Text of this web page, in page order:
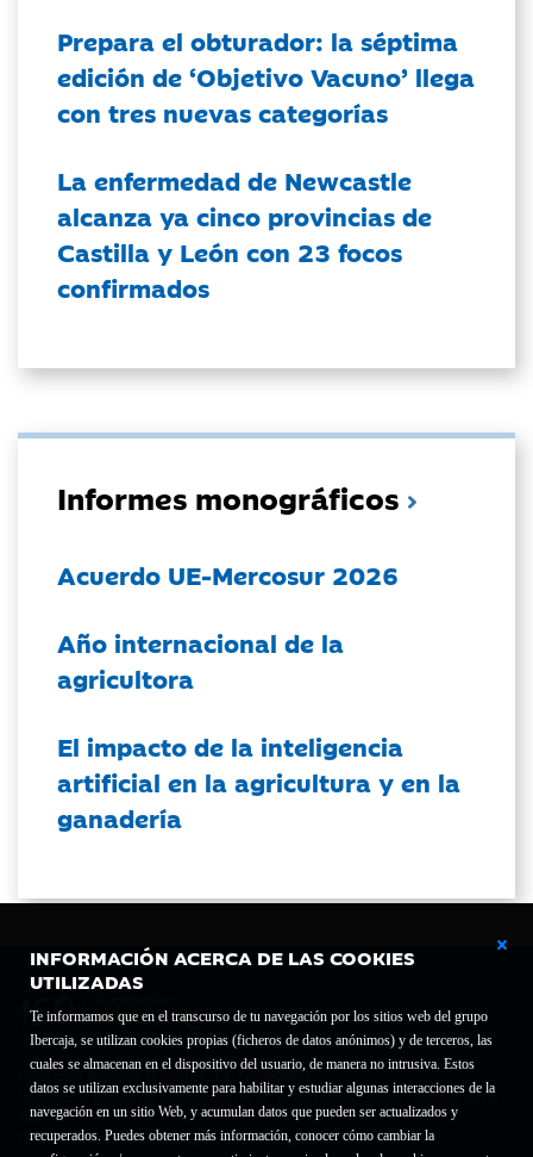
INFORMACIÓN ACERCA DE LAS COOKIES
UTILIZADAS
Te informamos que en el transcurso de tu navegación por los sitios web del grupo
Ibercaja, se utilizan cookies propias (ficheros de datos anónimos) y de terceros, las
cuales se almacenan en el dispositivo del usuario, de manera no intrusiva. Estos
datos se utilizan exclusivamente para habilitar y estudiar algunas interacciones de la
navegación en un sitio Web, y acumulan datos que pueden ser actualizados y
recuperados. Puedes obtener más información, conocer cómo cambiar la
Prepara el obturador: la séptima
edición de ‘Objetivo Vacuno’ llega
con tres nuevas categorías
La enfermedad de Newcastle
alcanza ya cinco provincias de
Castilla y León con 23 focos
confirmados
Informes monográficos
Acuerdo UE-Mercosur 2026
Año internacional de la
agricultora
El impacto de la inteligencia
artificial en la agricultura y en la
ganadería
Fundación Bancaria Ibercaja C.I.F. G-50000652.
Inscrita en el Registro de Fundaciones del Mº de Educación, Cultura y Deporte con el nº
1689.
Domicilio social: Joaquín Costa, 13. 50001 Zaragoza.